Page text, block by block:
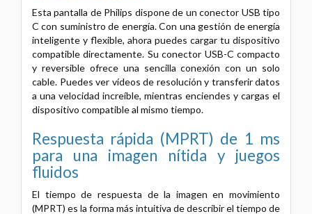
Esta pantalla de Philips dispone de un conector USB tipo
C con suministro de energía. Con una gestión de energía
inteligente y flexible, ahora puedes cargar tu dispositivo
compatible directamente. Su conector USB-C compacto
y reversible ofrece una sencilla conexión con un solo
cable. Puedes ver vídeos de resolución y transferir datos
a una velocidad increíble, mientras enciendes y cargas el
dispositivo compatible al mismo tiempo.
Respuesta rápida (MPRT) de 1 ms
para una imagen nítida y juegos
fluidos
El tiempo de respuesta de la imagen en movimiento
(MPRT) es la forma más intuitiva de describir el tiempo de